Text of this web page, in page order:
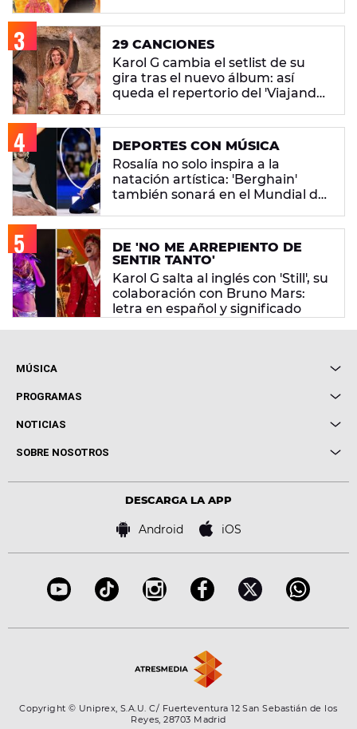
29 CANCIONES
Karol G cambia el setlist de su
gira tras el nuevo álbum: así
queda el repertorio del 'Viajando
DEPORTES CON MÚSICA
Rosalía no solo inspira a la
natación artística: 'Berghain'
también sonará en el Mundial de
DE 'NO ME ARREPIENTO DE
SENTIR TANTO'
Karol G salta al inglés con 'Still', su
colaboración con Bruno Mars:
letra en español y significado
MÚSICA
Local de Ensayo Europa FM
Conciertos
PROGRAMAS
Cuerpos especiales
Locutores Europa FM
NOTICIAS
Cine y Televisión
Virales
SOBRE NOSOTROS
Bases de concursos
DESCARGA LA APP
Android iOS
Copyright © Uniprex, S.A.U. C/ Fuerteventura 12 San Sebastián de los
Reyes, 28703 Madrid